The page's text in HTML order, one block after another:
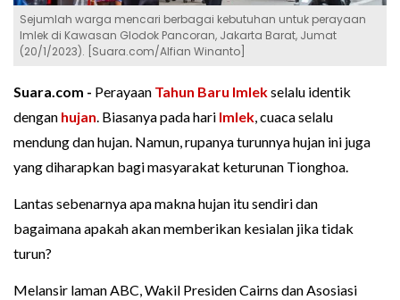
Sejumlah warga mencari berbagai kebutuhan untuk perayaan
Imlek di Kawasan Glodok Pancoran, Jakarta Barat, Jumat
(20/1/2023). [Suara.com/Alfian Winanto]
Suara.com - Perayaan Tahun Baru Imlekselalu identik
dengan hujan. Biasanya pada hari Imlek, cuaca selalu
mendung dan hujan. Namun, rupanya turunnya hujan ini juga
yang diharapkan bagi masyarakat keturunan Tionghoa.
Lantas sebenarnya apa makna hujan itu sendiri dan
bagaimana apakah akan memberikan kesialan jika tidak
turun?
Melansir laman ABC, Wakil Presiden Cairns dan Asosiasi